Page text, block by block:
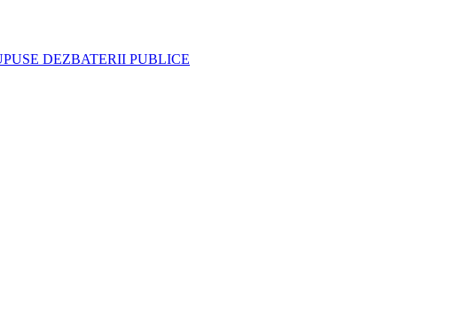
DEZBATERII PUBLICE